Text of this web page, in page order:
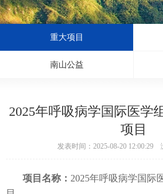
重大项目
南山公益
2025年呼吸病学国际医学
项目
发表时间：2025-08-20 12:00:29
项目名称： 2025年呼吸病学国际